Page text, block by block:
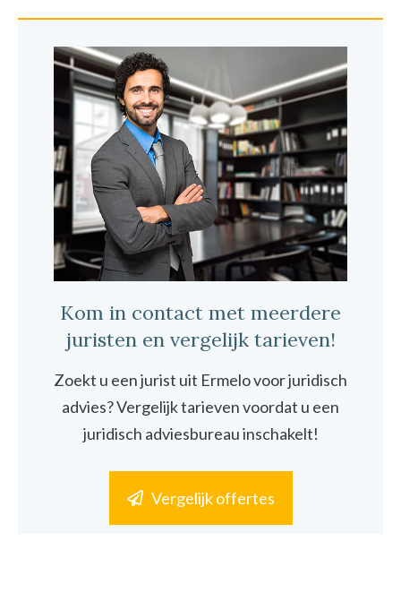
Kom in contact met meerdere
juristen en vergelijk tarieven!
Zoekt u een jurist uit Ermelo voor juridisch
advies? Vergelijk tarieven voordat u een
juridisch adviesbureau inschakelt!
Vergelijk offertes